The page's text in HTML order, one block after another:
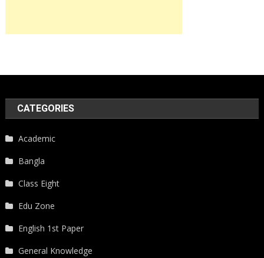
CATEGORIES
Academic
Bangla
Class Eight
Edu Zone
English 1st Paper
General Knowledge